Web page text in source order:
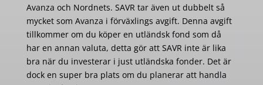
Avanza och Nordnets. SAVR tar även ut dubbelt så
mycket som Avanza i förväxlings avgift. Denna avgift
tillkommer om du köper en utländsk fond som då
har en annan valuta, detta gör att SAVR inte är lika
bra när du investerar i just utländska fonder. Det är
dock en super bra plats om du planerar att handla